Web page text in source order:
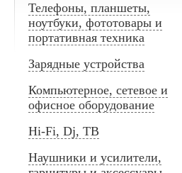
Телефоны, планшеты,
ноутбуки, фототовары и
портативная техника
Зарядные устройства
Компьютерное, сетевое и
офисное оборудование
Hi-Fi, Dj, ТВ
Наушники и усилители,